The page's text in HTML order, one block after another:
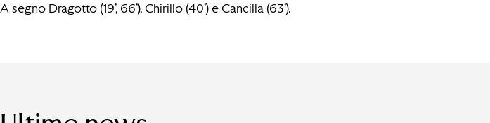
A segno Dragotto (19’, 66’), Chirillo (40’) e Cancilla (63’).